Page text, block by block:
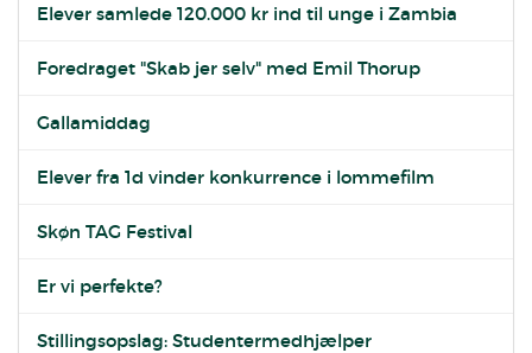
Elever samlede 120.000 kr ind til unge i Zambia
Foredraget "Skab jer selv" med Emil Thorup
Gallamiddag
Elever fra 1d vinder konkurrence i lommefilm
Skøn TAG Festival
Er vi perfekte?
Stillingsopslag: Studentermedhjælper